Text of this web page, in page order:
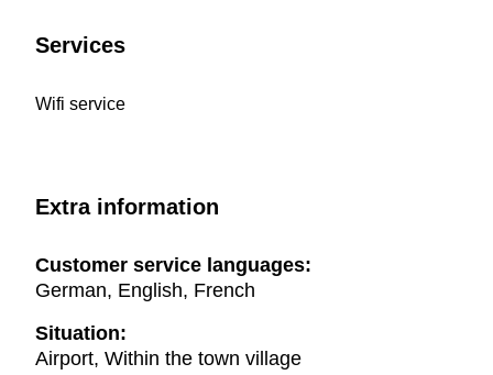
Services
Wifi service
Extra information
Customer service languages:
German, English, French
Situation:
Airport, Within the town village